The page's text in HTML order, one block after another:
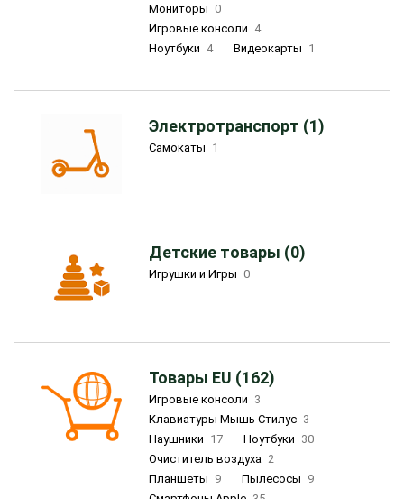
Мониторы 0
Игровые консоли 4
Ноутбуки 4 Видеокарты 1
Электротранспорт (1)
Самокаты 1
Детские товары (0)
Игрушки и Игры 0
Товары EU (162)
Игровые консоли 3
Клавиатуры Мышь Стилус 3
Наушники 17 Ноутбуки 30
Очиститель воздуха 2
Планшеты 9 Пылесосы 9